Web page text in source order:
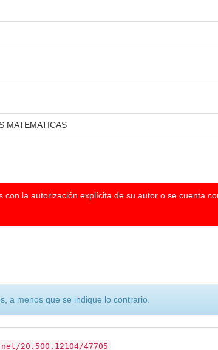
MATEMATICAS
la autorización explícita de su autor o se cuenta
a menos que se indique lo contrario.
20.500.12104/47705